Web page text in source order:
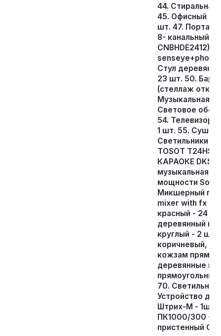
44. Стиральная
45. Офисный
шт. 47.
8- канальный
CNBHDE2412) -
senseye+photo
Стул
23 шт. 50.
(стеллаж
Музыкальная
Световое
54. Телевизор
1 шт. 55.
Светильники
ТОSOT
КАРАОКЕ DKS-
музыкальная
мощности
Микшерный
mixer with fx - 1
красный - 24
деревянный
круглый - 2 шт.
коричневый,
кожзам прямой
деревянные
70.
Устройство
Штрих-М - 1шт.
ПК1000/300 -
пристенный